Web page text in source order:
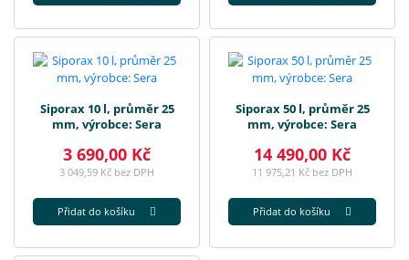
Siporax 10 l, průměr 25
mm, výrobce: Sera
3 690,00 Kč
3 049,59 Kč bez DPH
Přidat do košíku
Siporax 50 l, průměr 25
mm, výrobce: Sera
14 490,00 Kč
11 975,21 Kč bez DPH
Přidat do košíku